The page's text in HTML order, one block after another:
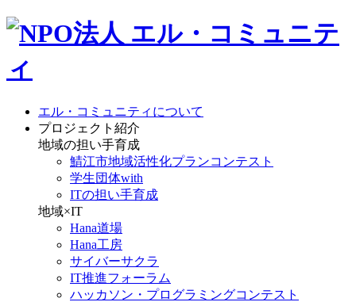
エル・コミュニティについて
プロジェクト紹介
地域の担い手育成
鯖江市地域活性化プランコンテスト
学生団体with
ITの担い手育成
地域×IT
Hana道場
Hana工房
サイバーサクラ
IT推進フォーラム
ハッカソン・プログラミングコンテスト